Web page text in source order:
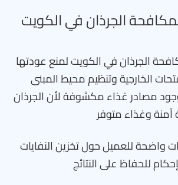
الجرذان في الكويت
الجرذان في الكويت لمنع عودتها
الخارجية وتنظيم محيط المبنى
مصادر غذاء مكشوفة لأن الجرذان
آمنة وغذاء متوفر
واضحة للعميل حول تخزين النفايات
للحفاظ على النتائج